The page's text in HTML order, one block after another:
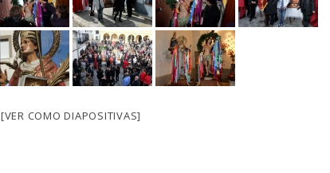
[VER COMO DIAPOSITIVAS]